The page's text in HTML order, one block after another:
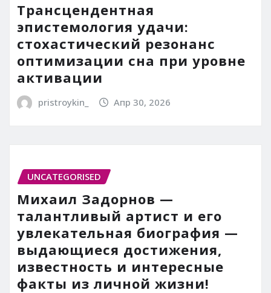
Трансцендентная
эпистемология удачи:
стохастический резонанс
оптимизации сна при уровне
активации
pristroykin_ Апр 30, 2026
UNCATEGORISED
Михаил Задорнов —
талантливый артист и его
увлекательная биография —
выдающиеся достижения,
известность и интересные
факты из личной жизни!